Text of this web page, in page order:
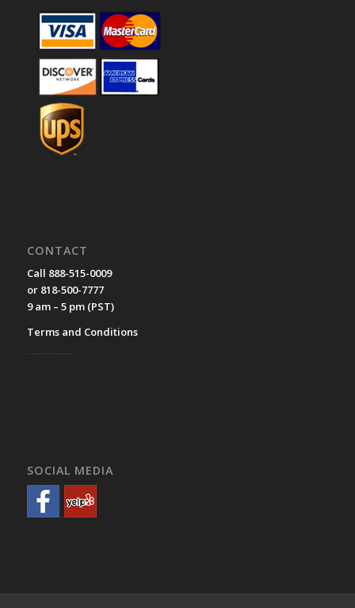
CONTACT
Call 888-515-0009
or 818-500-7777
9 am – 5 pm (PST)
Terms and Conditions
SOCIAL MEDIA